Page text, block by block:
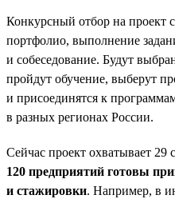
Конкурсный отбор на проект
портфолио, выполнение
и собеседование. Будут
пройдут обучение, выберут
и присоединятся к
в разных регионах России.
Сейчас проект охватывает 29
120 предприятий готовы
и стажировки. Например, в